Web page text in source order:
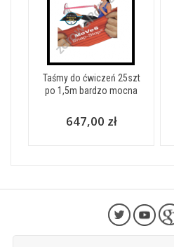
Taśmy do ćwiczeń 25szt
po 1,5m bardzo mocna
647,00 zł